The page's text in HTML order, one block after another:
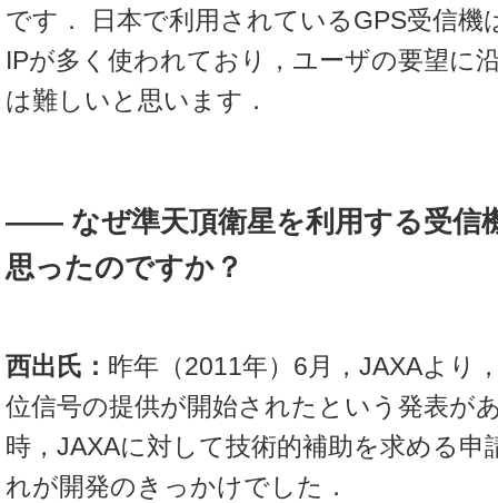
です． 日本で利用されているGPS受信機
IPが多く使われており，ユーザの要望に
は難しいと思います．
―― なぜ準天頂衛星を利用する受信
思ったのですか？
西出氏： 昨年（2011年）6月，JAXAより
位信号の提供が開始されたという発表が
時，JAXAに対して技術的補助を求める申
れが開発のきっかけでした．